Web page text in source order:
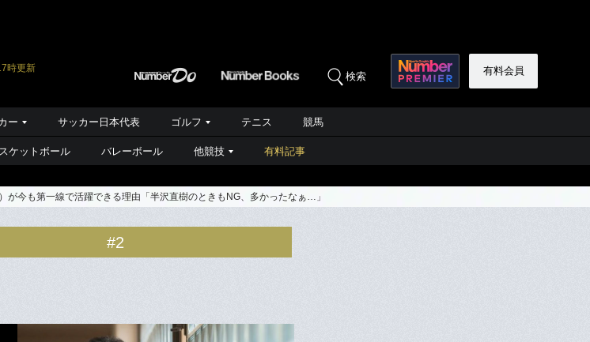
時更新
検索 有料会員
ー サッカー日本代表 ゴルフ テニス 競馬
ケットボール バレーボール 他競技 有料記事
今も第一線で活躍できる理由「半沢直樹のときもNG、多かったなぁ…」
#2